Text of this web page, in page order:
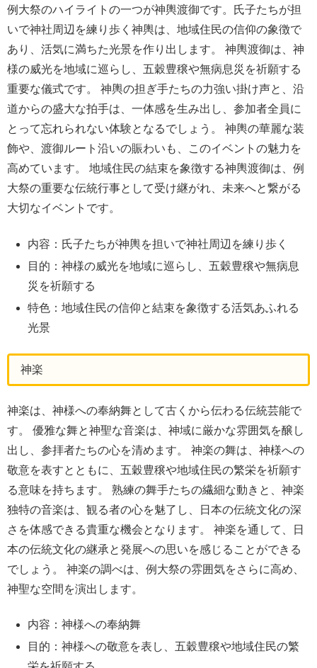
例大祭のハイライトの一つが神輿渡御です。氏子たちが担
いで神社周辺を練り歩く神輿は、地域住民の信仰の象徴で
あり、活気に満ちた光景を作り出します。 神輿渡御は、神
様の威光を地域に巡らし、五穀豊穣や無病息災を祈願する
重要な儀式です。 神輿の担ぎ手たちの力強い掛け声と、沿
道からの盛大な拍手は、一体感を生み出し、参加者全員に
とって忘れられない体験となるでしょう。 神輿の華麗な装
飾や、渡御ルート沿いの賑わいも、このイベントの魅力を
高めています。 地域住民の結束を象徴する神輿渡御は、例
大祭の重要な伝統行事として受け継がれ、未来へと繋がる
大切なイベントです。
内容：氏子たちが神輿を担いで神社周辺を練り歩く
目的：神様の威光を地域に巡らし、五穀豊穣や無病息
災を祈願する
特色：地域住民の信仰と結束を象徴する活気あふれる
光景
神楽
神楽は、神様への奉納舞として古くから伝わる伝統芸能で
す。 優雅な舞と神聖な音楽は、神域に厳かな雰囲気を醸し
出し、参拝者たちの心を清めます。 神楽の舞は、神様への
敬意を表すとともに、五穀豊穣や地域住民の繁栄を祈願す
る意味を持ちます。 熟練の舞手たちの繊細な動きと、神楽
独特の音楽は、観る者の心を魅了し、日本の伝統文化の深
さを体感できる貴重な機会となります。 神楽を通して、日
本の伝統文化の継承と発展への思いを感じることができる
でしょう。 神楽の調べは、例大祭の雰囲気をさらに高め、
神聖な空間を演出します。
内容：神様への奉納舞
目的：神様への敬意を表し、五穀豊穣や地域住民の繁